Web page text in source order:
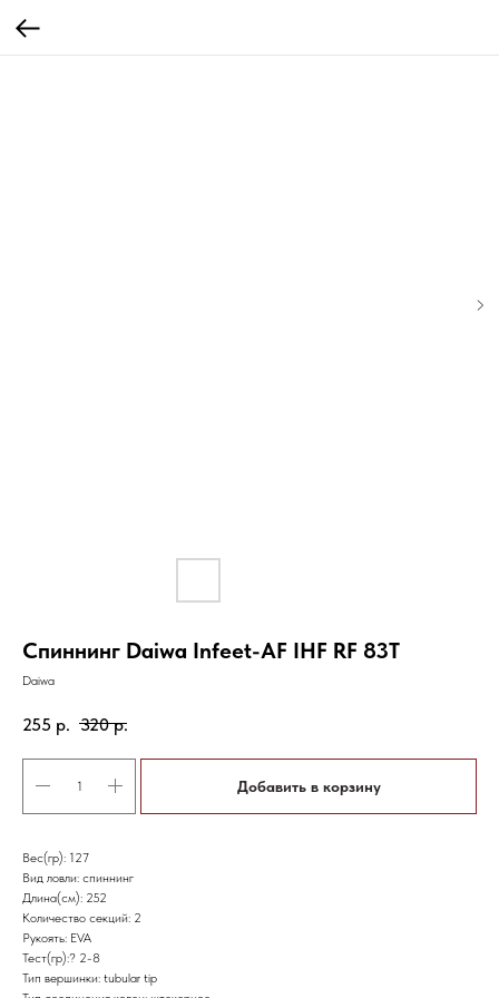
Спиннинг Daiwa Infeet-AF IHF RF 83T
Daiwa
255 р. 320 р.
Добавить в корзину
Вес(гр): 127
Вид ловли: спиннинг
Длина(см): 252
Количество секций: 2
Рукоять: EVA
Тест(гр):? 2-8
Тип вершинки: tubular tip